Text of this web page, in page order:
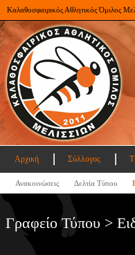
Καλαθοσφαιρικός Αθλητικός Όμιλος
Αρχική Σύλλογος
Ανακοινώσεις Δελτία Τύπου
Γραφείο Τύπου >